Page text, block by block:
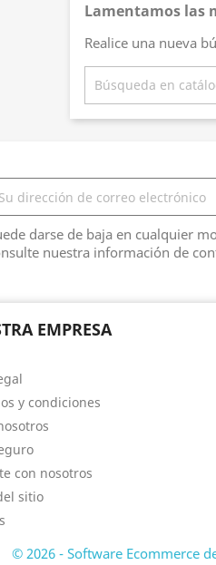
Lamentamos las
Realice una nueva
darse de baja en cualquier
nuestra información de
EMPRESA
y condiciones
con nosotros
sitio
© 2026 - Software Ecommerce